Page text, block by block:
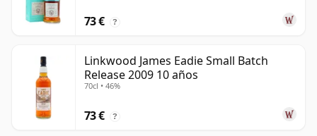
73 € ?
Linkwood James Eadie Small Batch
Release 2009 10 años
70cl • 46%
73 € ?